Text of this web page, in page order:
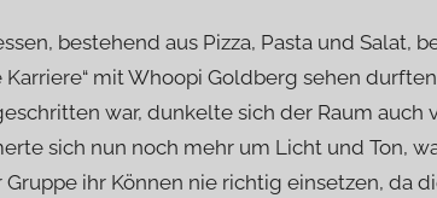
bestehend aus Pizza, Pasta und Salat,
Karriere“ mit Whoopi Goldberg sehen
war, dunkelte sich der Raum auch
sich nun noch mehr um Licht und Ton,
ihr Können nie richtig einsetzen, da